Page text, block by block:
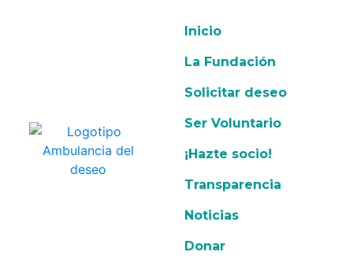
Inicio
La Fundación
Solicitar deseo
Ser Voluntario
¡Hazte socio!
Transparencia
Noticias
Donar